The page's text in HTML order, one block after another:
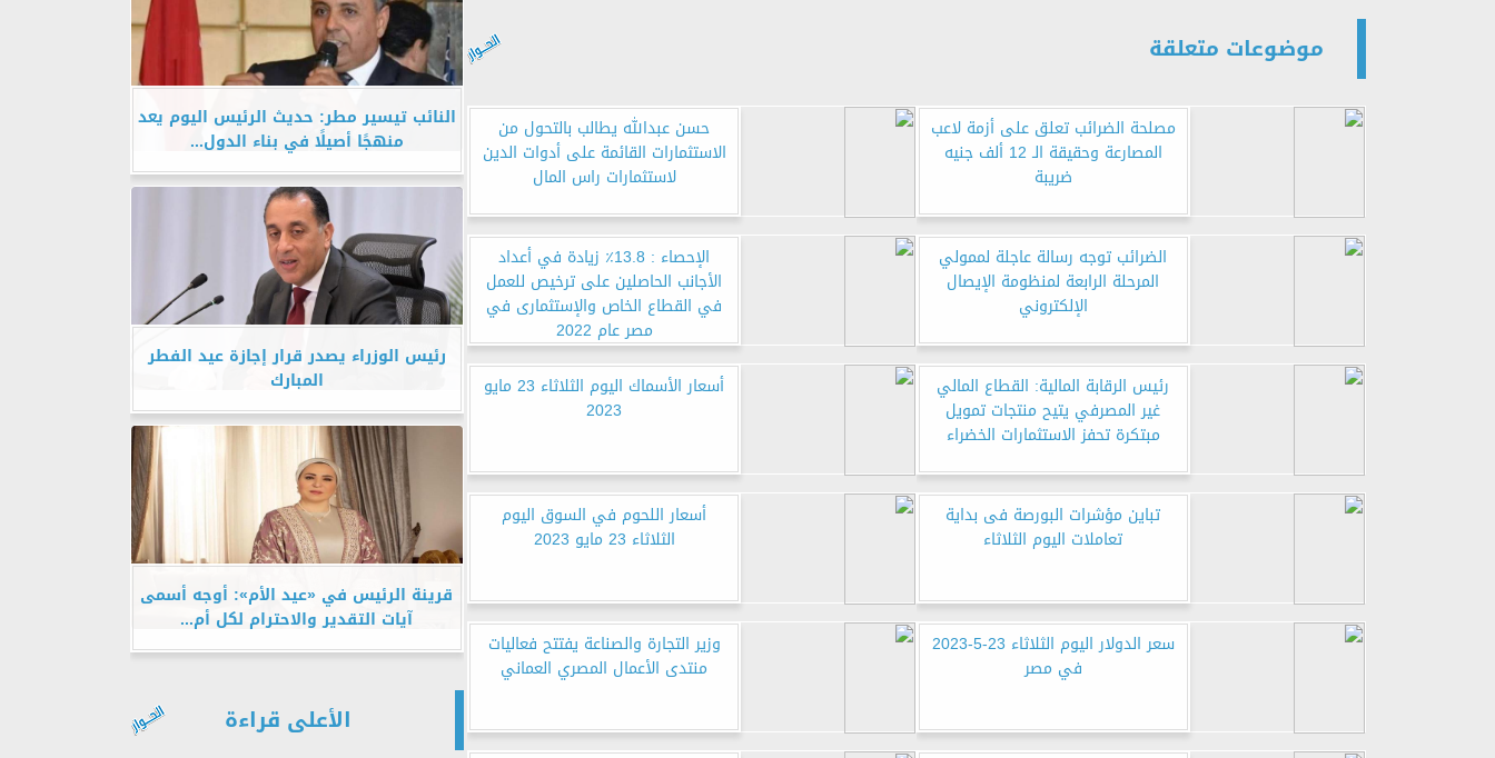
موضوعات متعلقة
مصلحة الضرائب تعلق على أزمة لاعب
المصارعة وحقيقة الـ 12 ألف جنيه
ضريبة
حسن عبدالله يطالب بالتحول من
الاستثمارات القائمة على أدوات الدين
لاستثمارات راس المال
الضرائب توجه رسالة عاجلة لممولي
المرحلة الرابعة لمنظومة الإيصال
الإلكتروني
الإحصاء : 13.8٪ زيادة في أعداد
الأجانب الحاصلين على ترخيص للعمل
في القطاع الخاص والإستثمارى في
مصر عام 2022
رئيس الرقابة المالية: القطاع المالي
غير المصرفي يتيح منتجات تمويل
مبتكرة تحفز الاستثمارات الخضراء
أسعار الأسماك اليوم الثلاثاء 23 مايو
2023
تباين مؤشرات البورصة فى بداية
تعاملات اليوم الثلاثاء
أسعار اللحوم في السوق اليوم
الثلاثاء 23 مايو 2023
سعر الدولار اليوم الثلاثاء 23-5-2023
في مصر
وزير التجارة والصناعة يفتتح فعاليات
منتدى الأعمال المصري العماني
النائب تيسير مطر: حديث الرئيس اليوم يعد
منهجًا أصيلًا في بناء الدول...
رئيس الوزراء يصدر قرار إجازة عيد الفطر
المبارك
قرينة الرئيس في «عيد الأم»: أوجه أسمى
آيات التقدير والاحترام لكل أم...
الأعلى قراءة